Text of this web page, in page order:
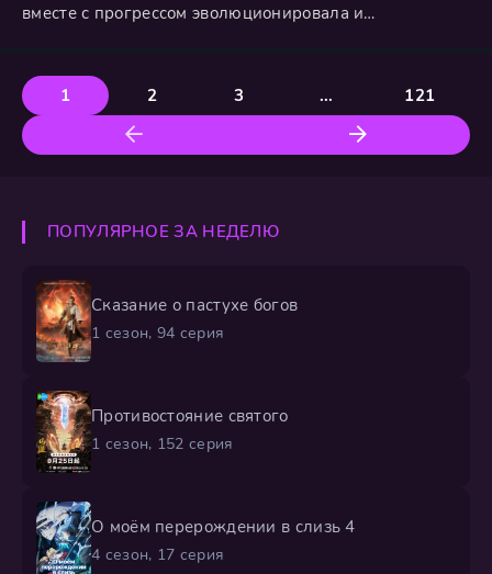
вместе с прогрессом эволюционировала и
Майор Мотоко Кусанаги возглавляет Девятый отдел
общественной безопасности. Это элитный отряд,
который берется за самые запутанные дела,
1 2 3 ... 121
ПОПУЛЯРНОЕ ЗА НЕДЕЛЮ
Сказание о пастухе богов
1 сезон, 94 серия
Противостояние святого
1 сезон, 152 серия
О моём перерождении в слизь 4
4 сезон, 17 серия